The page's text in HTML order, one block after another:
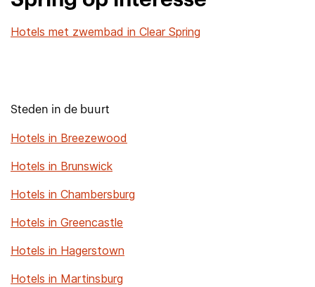
Hotels met zwembad in Clear Spring
Steden in de buurt
Hotels in Breezewood
Hotels in Brunswick
Hotels in Chambersburg
Hotels in Greencastle
Hotels in Hagerstown
Hotels in Martinsburg